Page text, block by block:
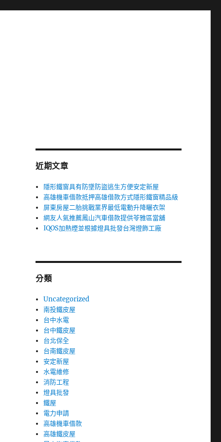
近期文章
隱形鐵窗具有防墜防盜逃生方便安定新屋
高雄機車借款抵押高雄借款方式隱形鐵窗精品級
屏東房屋二胎挑戰業界最低電動升降曬衣架
網友人氣推薦鳳山汽車借款提供苓雅區當舖
IQOS加熱煙並根據燈具批發台灣燈飾工廠
分類
Uncategorized
南投鐵皮屋
台中水電
台中鐵皮屋
台北保全
台南鐵皮屋
安定新屋
水電維修
消防工程
燈具批發
鐵屋
電力申請
高雄機車借款
高雄鐵皮屋